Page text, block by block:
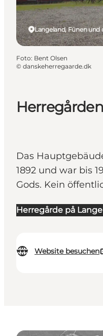
Das
1892 und war bis
Gods. Kein
Herregårde på
Website besuchen
Langeland, Fünen und
Foto: Bent Olsen
© danskeherregaarde.dk